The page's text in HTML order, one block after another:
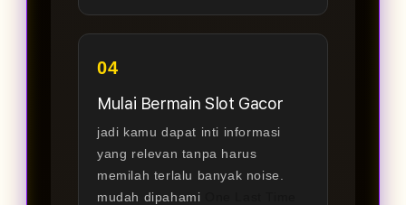
04
Mulai Bermain Slot Gacor
jadi kamu dapat inti informasi
yang relevan tanpa harus
memilah terlalu banyak noise.
mudah dipahami